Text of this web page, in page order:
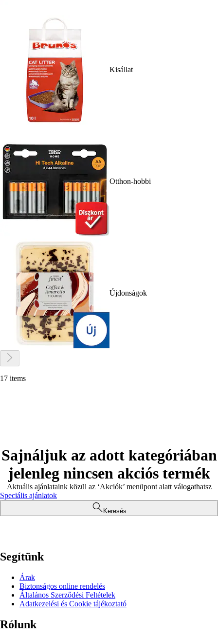
Kisállat
Otthon-hobbi
Újdonságok
17 items
Sajnáljuk az adott kategóriában
jelenleg nincsen akciós termék
Aktuális ajánlataink közül az ‘Akciók’ menüpont alatt válogathatsz
Speciális ajánlatok
Keresés
Segítünk
Árak
Biztonságos online rendelés
Általános Szerződési Feltételek
Adatkezelési és Cookie tájékoztató
Rólunk